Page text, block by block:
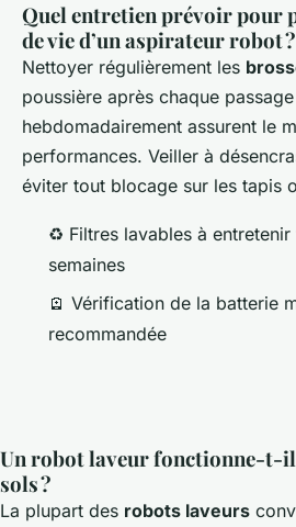
Quel entretien prévoir pour
de vie d’un aspirateur robot ?
Nettoyer régulièrement les
poussière après chaque
hebdomadairement assurent le
performances. Veiller à
éviter tout blocage sur les tapis
♻️ Filtres lavables à entretenir
semaines
🪫 Vérification de la batterie
recommandée
Un robot laveur fonctionne-t-il
sols ?
La plupart des robots laveurs